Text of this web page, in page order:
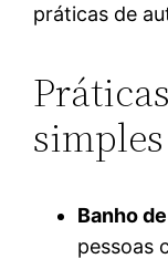
práticas de
simples
Banho
pessoas